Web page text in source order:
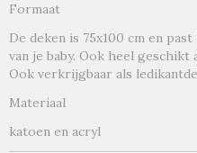
Formaat
De deken is 75x100 cm en
van je baby. Ook heel
Ook verkrijgbaar als
Materiaal
katoen en acryl